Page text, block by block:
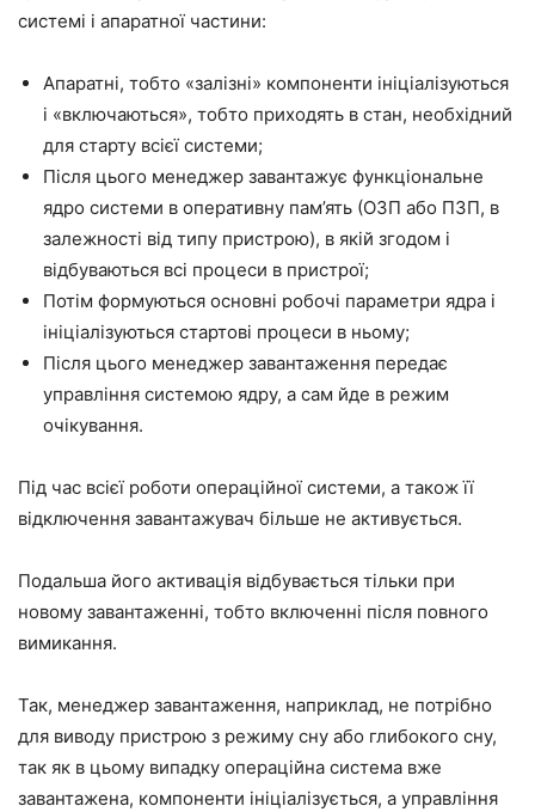
системі і апаратної частини:
Апаратні, тобто «залізні» компоненти ініціалізуються
і «включаються», тобто приходять в стан, необхідний
для старту всієї системи;
Після цього менеджер завантажує функціональне
ядро системи в оперативну пам’ять (ОЗП або ПЗП, в
залежності від типу пристрою), в якій згодом і
відбуваються всі процеси в пристрої;
Потім формуються основні робочі параметри ядра і
ініціалізуються стартові процеси в ньому;
Після цього менеджер завантаження передає
управління системою ядру, а сам йде в режим
очікування.
Під час всієї роботи операційної системи, а також її
відключення завантажувач більше не активується.
Подальша його активація відбувається тільки при
новому завантаженні, тобто включенні після повного
вимикання.
Так, менеджер завантаження, наприклад, не потрібно
для виводу пристрою з режиму сну або глибокого сну,
так як в цьому випадку операційна система вже
завантажена, компоненти ініціалізується, а управління